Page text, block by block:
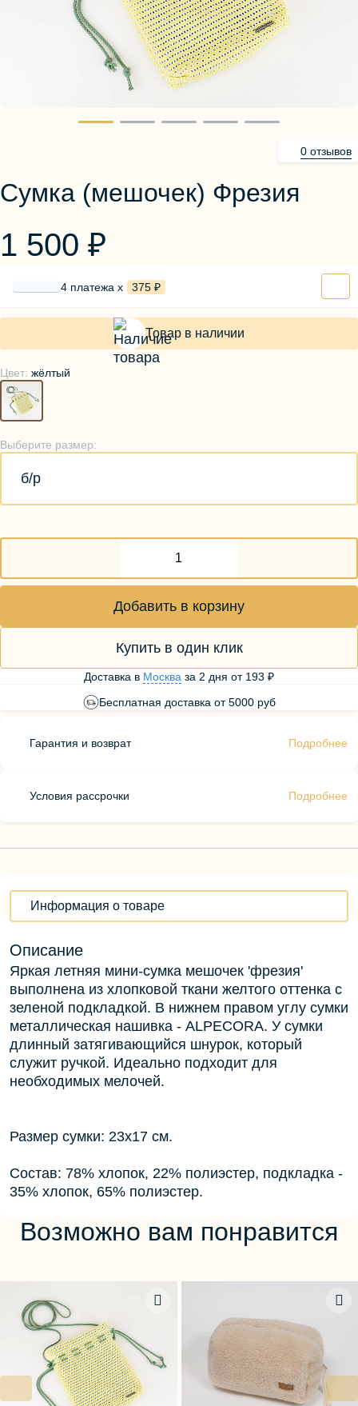
Блузы, толстовки
Сумка (мешочек) Фрезия
0 отзывов
Цвет: жёлтый
Выберите размер:
б/р
1 500 ₽
4 платежа х 375 ₽
Товар в наличии
Добавить в корзину
Купить в один клик
Доставка в Москва за 2 дня от 193 ₽
Бесплатная доставка от 5000 руб
Гарантия и возврат Подробнее
Условия рассрочки Подробнее
Информация о товаре
Описание
Яркая летняя мини-сумка мешочек 'фрезия'
выполнена из хлопковой ткани желтого оттенка с
зеленой подкладкой. В нижнем правом углу сумки
металлическая нашивка - ALPECORA. У сумки
длинный затягивающийся шнурок, который
служит ручкой. Идеально подходит для
необходимых мелочей.
Размер сумки: 23х17 см.
Состав: 78% хлопок, 22% полиэстер, подкладка -
35% хлопок, 65% полиэстер.
Возможно вам понравится